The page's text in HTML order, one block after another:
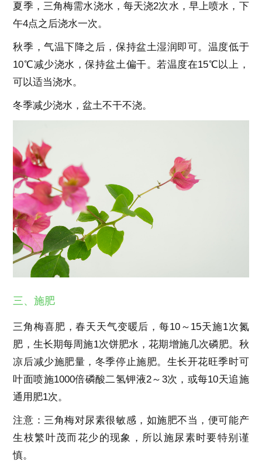
夏季，三角梅需水浇水，每天浇2次水，早上喷水，下
午4点之后浇水一次。
秋季，气温下降之后，保持盆土湿润即可。温度低于
10℃减少浇水，保持盆土偏干。若温度在15℃以上，
可以适当浇水。
冬季减少浇水，盆土不干不浇。
三、施肥
三角梅喜肥，春天天气变暖后，每10～15天施1次氮
肥，生长期每周施1次饼肥水，花期增施几次磷肥。秋
凉后减少施肥量，冬季停止施肥。生长开花旺季时可
叶面喷施1000倍磷酸二氢钾液2～3次，或每10天追施
通用肥1次。
注意：三角梅对尿素很敏感，如施肥不当，便可能产
生枝繁叶茂而花少的现象，所以施尿素时要特别谨
慎。